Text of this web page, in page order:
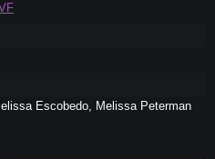
Escobedo, Melissa Peterman